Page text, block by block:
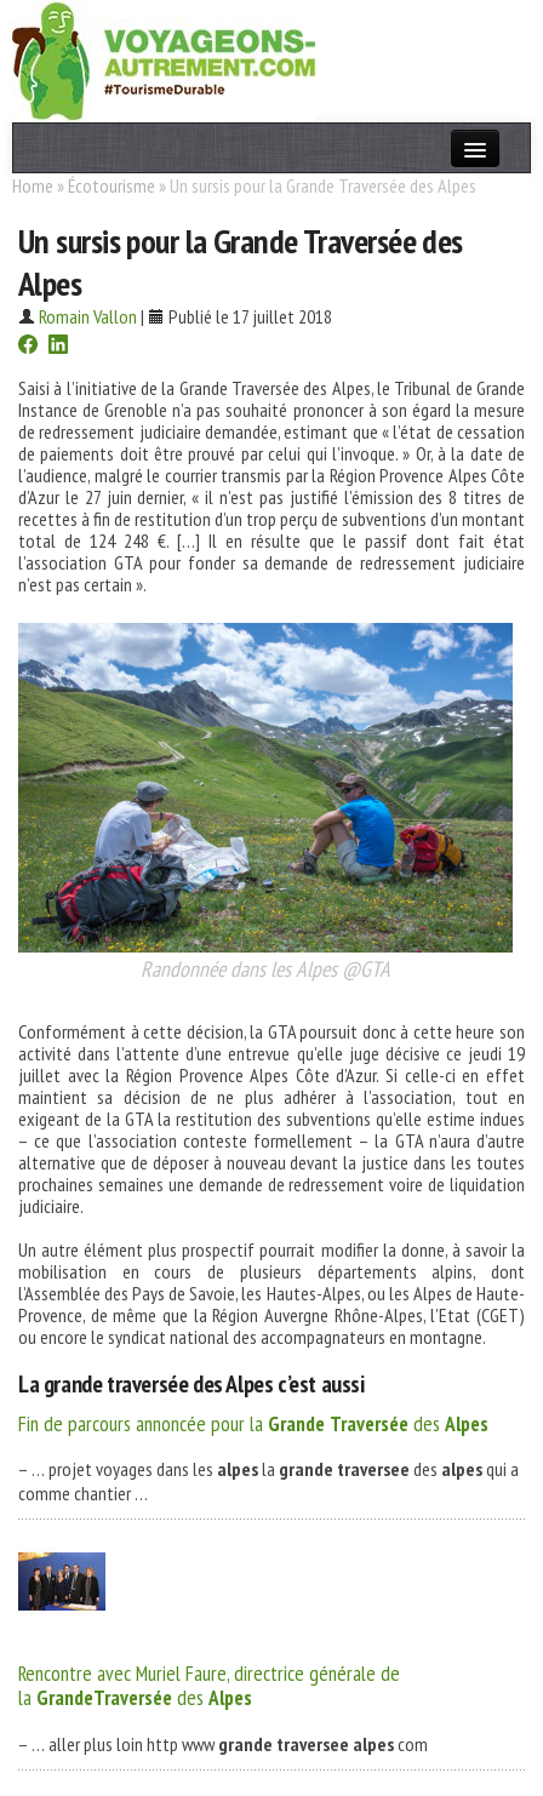
Actualités
T. Responsable
Destinations
Acteurs
Thèmes
OK
Home » Écotourisme » Un sursis pour la Grande Traversée des Alpes
Un sursis pour la Grande Traversée des
Alpes
Romain Vallon | Publié le 17 juillet 2018
Saisi à l’initiative de la Grande Traversée des Alpes, le Tribunal de Grande
Instance de Grenoble n’a pas souhaité prononcer à son égard la mesure
de redressement judiciaire demandée, estimant que « l’état de cessation
de paiements doit être prouvé par celui qui l’invoque. » Or, à la date de
l’audience, malgré le courrier transmis par la Région Provence Alpes Côte
d’Azur le 27 juin dernier, « il n’est pas justifié l’émission des 8 titres de
recettes à fin de restitution d’un trop perçu de subventions d’un montant
total de 124 248 €. […] Il en résulte que le passif dont fait état
l’association GTA pour fonder sa demande de redressement judiciaire
n’est pas certain ».
Randonnée dans les Alpes @GTA
Conformément à cette décision, la GTA poursuit donc à cette heure son
activité dans l’attente d’une entrevue qu’elle juge décisive ce jeudi 19
juillet avec la Région Provence Alpes Côte d’Azur. Si celle-ci en effet
maintient sa décision de ne plus adhérer à l’association, tout en
exigeant de la GTA la restitution des subventions qu’elle estime indues
– ce que l’association conteste formellement – la GTA n’aura d’autre
alternative que de déposer à nouveau devant la justice dans les toutes
prochaines semaines une demande de redressement voire de liquidation
judiciaire.
Un autre élément plus prospectif pourrait modifier la donne, à savoir la
mobilisation en cours de plusieurs départements alpins, dont
l’Assemblée des Pays de Savoie, les Hautes-Alpes, ou les Alpes de Haute-
Provence, de même que la Région Auvergne Rhône-Alpes, l’Etat (CGET)
ou encore le syndicat national des accompagnateurs en montagne.
La grande traversée des Alpes c’est aussi
Fin de parcours annoncée pour la Grande Traverséedes Alpes
– … projet voyages dans les alpesla grande traversee des alpesqui a
comme chantier …
Rencontre avec Muriel Faure, directrice générale de
la GrandeTraverséedes Alpes
– … aller plus loin http wwwgrande traversee alpescom